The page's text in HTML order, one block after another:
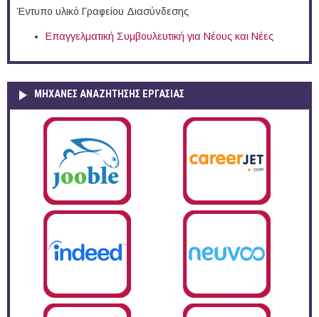
Έντυπο υλικό Γραφείου Διασύνδεσης
Επαγγελματική Συμβουλευτική για Νέους και Νέες
ΜΗΧΑΝΕΣ ΑΝΑΖΗΤΗΣΗΣ ΕΡΓΑΣΙΑΣ